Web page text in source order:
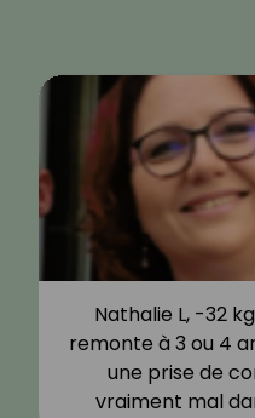
Nathalie L, -32
remonte à 3 ou 4
une prise de
vraiment mal